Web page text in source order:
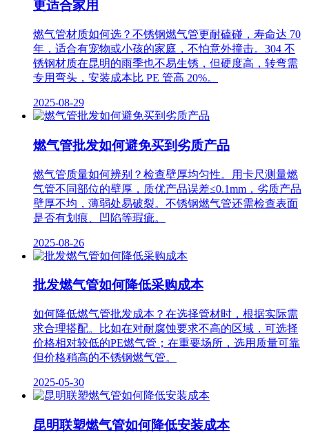
更适合家用
燃气管材质如何选？不锈钢燃气管更耐磕碰，寿命达 70
年，适合有宠物或小孩的家庭，不怕意外撞击。304 不
锈钢材质在昆明的雨季也不易生锈，但硬度高，转弯需
专用弯头，安装成本比 PE 管高 20%。
2025-08-29
燃气管批发如何避免买到劣质产品
燃气管质量如何辨别？检查壁厚均匀性。用卡尺测量燃
气管不同部位的壁厚，质优产品误差≤0.1mm，劣质产品
壁厚不均，薄弱处易破裂。不锈钢燃气管还需检查表面
是否有划痕、凹陷等瑕疵。
2025-08-26
批发燃气管如何降低采购成本
如何降低燃气管批发成本？在选择管材时，根据实际需
求合理搭配。比如在对耐腐蚀要求不高的区域，可选择
价格相对较低的PE燃气管；在重要场所，选用质量可靠
但价格稍高的不锈钢燃气管。
2025-05-30
昆明联塑燃气管如何降低安装成本